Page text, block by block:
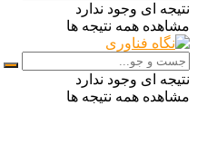
نتیجه ای وجود ندارد
مشاهده همه نتیجه ها
نتیجه ای وجود ندارد
مشاهده همه نتیجه ها